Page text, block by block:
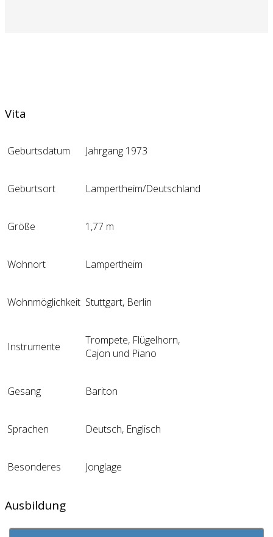
Vita
Geburtsdatum Jahrgang 1973
Geburtsort Lampertheim/Deutschland
Größe 1,77 m
Wohnort Lampertheim
Wohnmöglichkeit Stuttgart, Berlin
Instrumente
Trompete, Flügelhorn,
Cajon und Piano
Gesang Bariton
Sprachen Deutsch, Englisch
Besonderes Jonglage
Ausbildung